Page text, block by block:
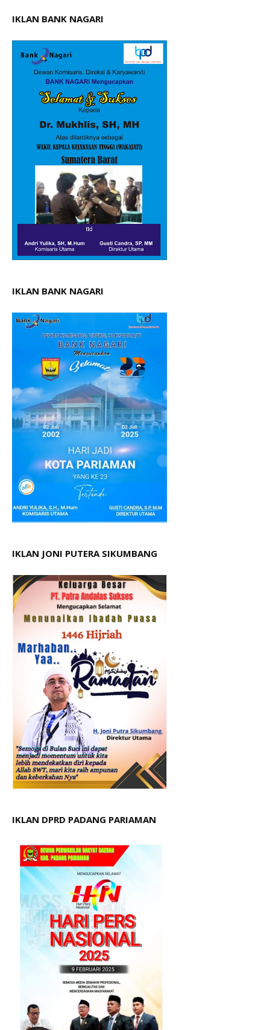
IKLAN BANK NAGARI
IKLAN BANK NAGARI
IKLAN JONI PUTERA SIKUMBANG
IKLAN DPRD PADANG PARIAMAN